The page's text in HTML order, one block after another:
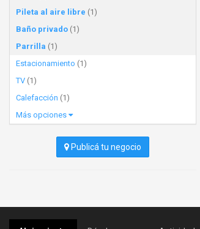
Pileta al aire libre (1)
Baño privado (1)
Parrilla (1)
Estacionamiento (1)
TV (1)
Calefacción (1)
Más opciones
Publicá tu negocio